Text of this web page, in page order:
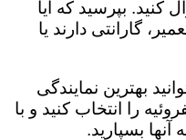
بپرسید که آیا
گارانتی دارند یا
بهترین نمایندگی
را انتخاب کنید و با
بسپارید.